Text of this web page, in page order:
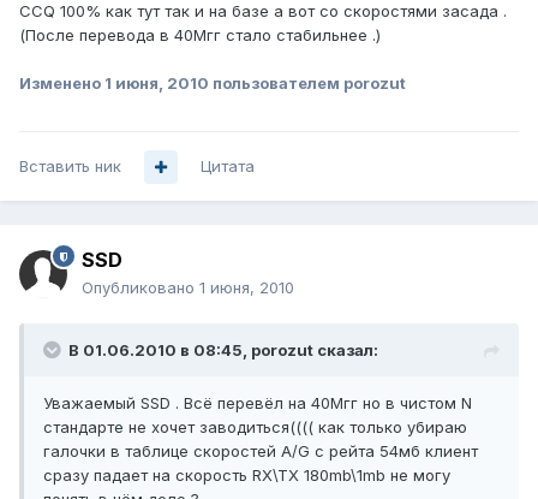
CCQ 100% как тут так и на базе а вот со скоростями засада .
(После перевода в 40Мгг стало стабильнее .)
Изменено 1 июня, 2010 пользователем porozut
Вставить ник Цитата
SSD
Опубликовано 1 июня, 2010
В 01.06.2010 в 08:45, porozut сказал:
Уважаемый SSD . Всё перевёл на 40Мгг но в чистом N
стандарте не хочет заводиться(((( как только убираю
галочки в таблице скоростей A/G с рейта 54мб клиент
сразу падает на скорость RX\TX 180mb\1mb не могу